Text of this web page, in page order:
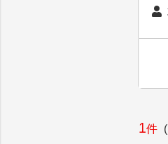
1件